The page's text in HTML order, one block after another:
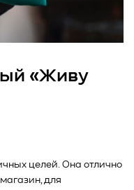
«Живу
целей. Она отлично
для